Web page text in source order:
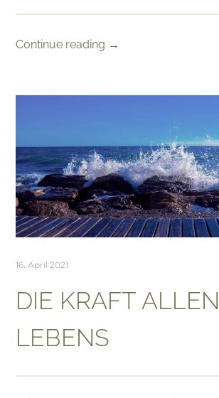
Continue reading →
16. April 2021
DIE KRAFT ALLEN
LEBENS